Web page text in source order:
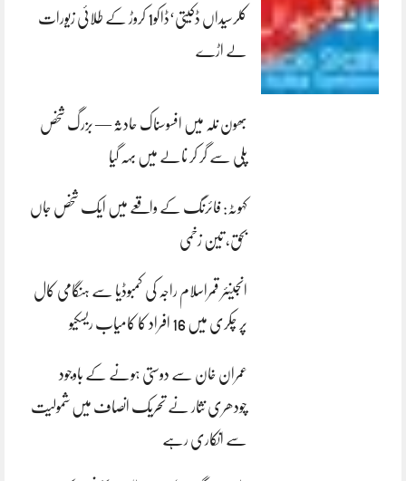
کلرسیداں ڈکیتی‘ڈاکو1 کروڑ کے طلائی زیورات
لے اڑے
بھون نلہ میں افسوسناک حادثہ — بزرگ شخص
پلی سے گر کر نالے میں بہہ گیا
کہوٹہ: فائرنگ کے واقعے میں ایک شخص جاں
بحق، تین زخمی
انجینئر قمراسلام راجہ کی کمبوڈیا سے ہنگامی کال
پر چکری میں 16 افراد کا کامیاب ریسکیو
عمران خان سے دوستی ہونے کے باوجود
چودھری نثار نے تحریک انصاف میں شمولیت
سے انکاری رہے